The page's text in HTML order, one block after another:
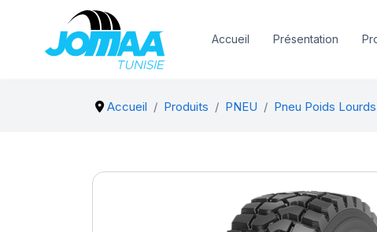
Accueil Présentation
Accueil Produits PNEU Pneu Poids Lourds